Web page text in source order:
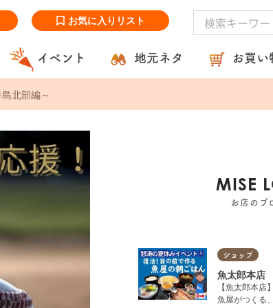
お気に入りリスト
イベント 地元ネタ お買い
北部編～
MISE
お店のブ
ショップ
魚太郎本店
【魚太郎本
魚屋がつくる